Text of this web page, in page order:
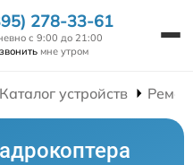
278-33-61
с 9:00 до 21:00
мне утром
Каталог устройств